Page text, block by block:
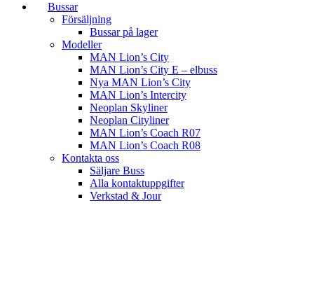
Bussar
Försäljning
Bussar på lager
Modeller
MAN Lion’s City
MAN Lion’s City E – elbuss
Nya MAN Lion’s City
MAN Lion’s Intercity
Neoplan Skyliner
Neoplan Cityliner
MAN Lion’s Coach R07
MAN Lion’s Coach R08
Kontakta oss
Säljare Buss
Alla kontaktuppgifter
Verkstad & Jour